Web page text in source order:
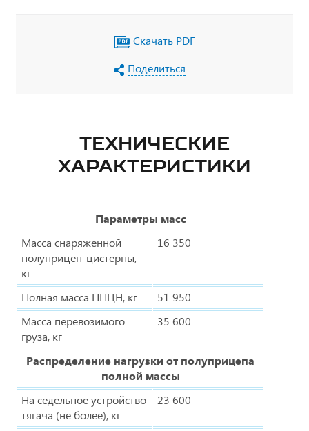
Скачать PDF
Поделиться
ТЕХНИЧЕСКИЕ
ХАРАКТЕРИСТИКИ
Параметры масс
Масса снаряженной
полуприцеп-цистерны,
кг
16 350
Полная масса ППЦН, кг
51 950
Масса перевозимого
груза, кг
35 600
Распределение нагрузки от полуприцепа
полной массы
На седельное устройство
тягача (не более), кг
23 600